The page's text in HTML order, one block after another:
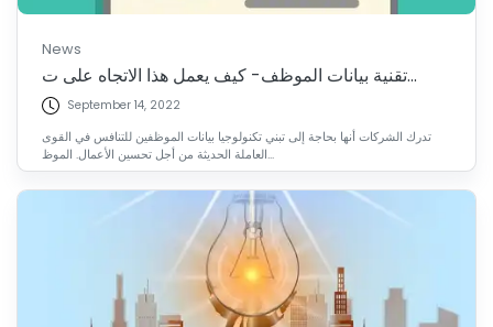
News
تقنية بيانات الموظف- كيف يعمل هذا الاتجاه على ت...
September 14, 2022
تدرك الشركات أنها بحاجة إلى تبني تكنولوجيا بيانات الموظفين للتنافس في القوى
العاملة الحديثة من أجل تحسين الأعمال. الموظ...